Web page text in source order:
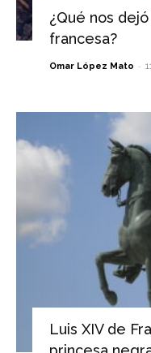
¿Qué nos
francesa?
Omar López Mato -
Luis XIV de